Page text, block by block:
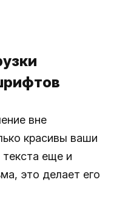
вне
красивы ваши
еще и
это делает его